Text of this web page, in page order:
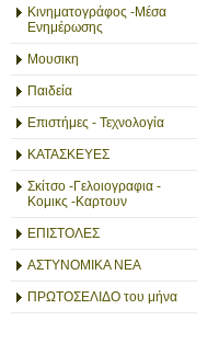
Κινηματογράφος -Μέσα
Ενημέρωσης
Μουσικη
Παιδεία
Επιστήμες - Τεχνολογία
ΚΑΤΑΣΚΕΥΕΣ
Σκίτσο -Γελοιογραφια -
Κομικς -Καρτουν
ΕΠΙΣΤΟΛΕΣ
ΑΣΤΥΝΟΜΙΚΑ ΝΕΑ
ΠΡΩΤΟΣΕΛΙΔΟ του μήνα